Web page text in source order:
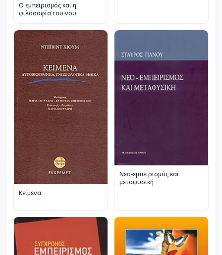
Ο εμπειρισμός και η
φιλοσοφία του νου
Κείμενα
Νεο-εμπειρισμός και
μεταφυσική